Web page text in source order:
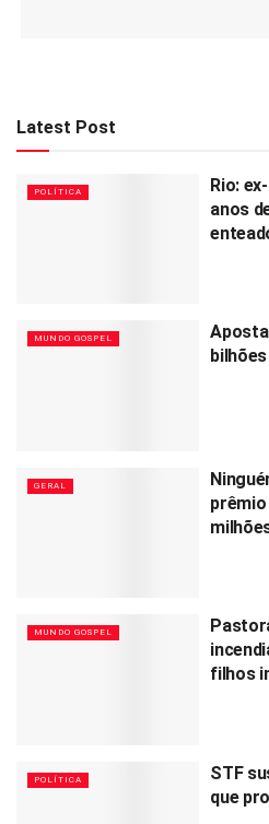
Latest Post
POLÍTICA
Rio:
anos
MUNDO GOSPEL
GERAL
prêmio
MUNDO GOSPEL
filhos
POLÍTICA
STF
que